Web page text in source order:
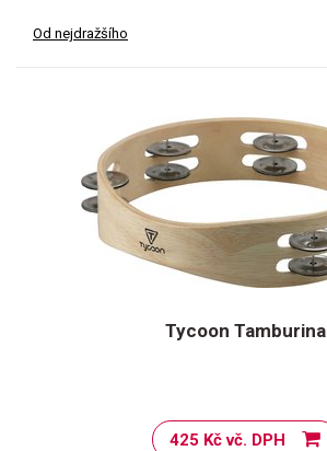
Od nejdražšího
Tycoon Tamburina
425 Kč vč. DPH